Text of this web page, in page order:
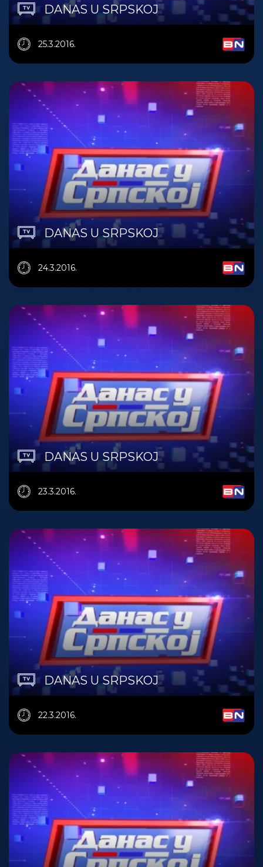
DANAS U SRPSKOJ
25.3.2016.
DANAS U SRPSKOJ
24.3.2016.
DANAS U SRPSKOJ
23.3.2016.
DANAS U SRPSKOJ
22.3.2016.